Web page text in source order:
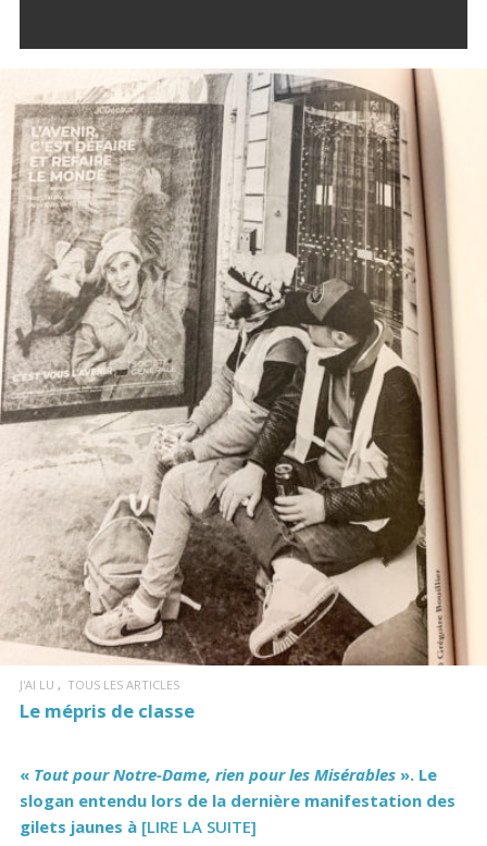
LIRE LA SUITE
J'AI LU TOUS LES ARTICLES
Le mépris de classe
« Tout pour Notre-Dame, rien pour les Misérables ». Le
slogan entendu lors de la dernière manifestation des
gilets jaunes à [LIRE LA SUITE]